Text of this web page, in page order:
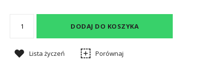
DODAJ DO KOSZYKA
Lista życzeń Porównaj